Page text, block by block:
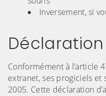
Inversement, si
Conformément à l’article
extranet, ses progiciels
2005. Cette déclaration